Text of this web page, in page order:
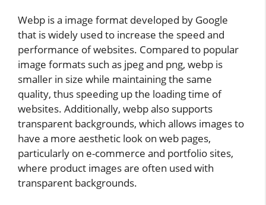
Webp is a image format developed by Google
that is widely used to increase the speed and
performance of websites. Compared to popular
image formats such as jpeg and png, webp is
smaller in size while maintaining the same
quality, thus speeding up the loading time of
websites. Additionally, webp also supports
transparent backgrounds, which allows images to
have a more aesthetic look on web pages,
particularly on e-commerce and portfolio sites,
where product images are often used with
transparent backgrounds.